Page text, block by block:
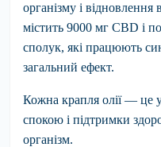
організму і
містить 9000 мг CBD і
сполук, які працюють
загальний ефект.
Кожна крапля олії — це
спокою і підтримки
організм.